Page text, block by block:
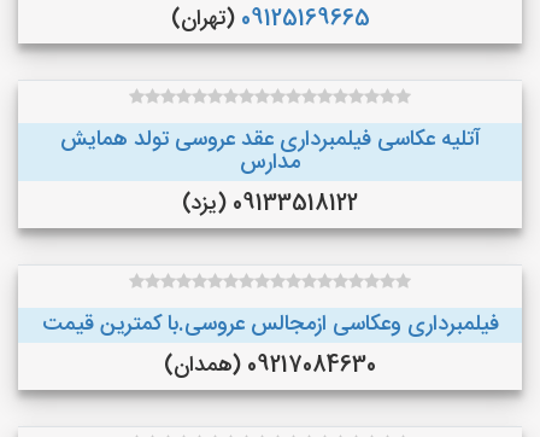
09125169665 (تهران)
آتلیه عکاسی فیلمبرداری عقد عروسی تولد همایش
مدارس
09133518122 (یزد)
فیلمبرداری وعکاسی ازمجالس عروسی.با کمترین قیمت
09217084630 (همدان)